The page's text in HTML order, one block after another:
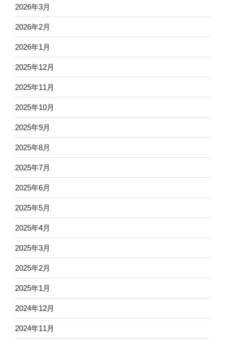
2026年3月
2026年2月
2026年1月
2025年12月
2025年11月
2025年10月
2025年9月
2025年8月
2025年7月
2025年6月
2025年5月
2025年4月
2025年3月
2025年2月
2025年1月
2024年12月
2024年11月